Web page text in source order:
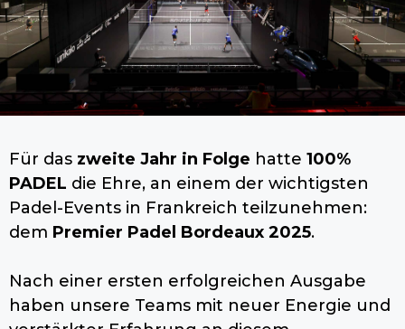
Für das zweite Jahr in Folge hatte 100%
PADEL die Ehre, an einem der wichtigsten
Padel-Events in Frankreich teilzunehmen:
dem Premier Padel Bordeaux 2025.
Nach einer ersten erfolgreichen Ausgabe
haben unsere Teams mit neuer Energie und